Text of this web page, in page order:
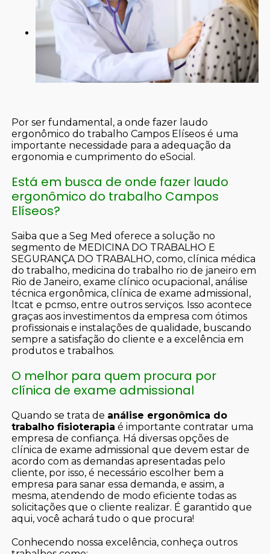
Por ser fundamental, a onde fazer laudo
ergonômico do trabalho Campos Elíseos é uma
importante necessidade para a adequação da
ergonomia e cumprimento do eSocial.
Está em busca de onde fazer laudo
ergonômico do trabalho Campos
Elíseos?
Saiba que a Seg Med oferece a solução no
segmento de MEDICINA DO TRABALHO E
SEGURANÇA DO TRABALHO, como, clínica médica
do trabalho, medicina do trabalho rio de janeiro em
Rio de Janeiro, exame clínico ocupacional, análise
técnica ergonômica, clínica de exame admissional,
ltcat e pcmso, entre outros serviços. Isso acontece
graças aos investimentos da empresa com ótimos
profissionais e instalações de qualidade, buscando
sempre a satisfação do cliente e a excelência em
produtos e trabalhos.
O melhor para quem procura por
clínica de exame admissional
Quando se trata de análise ergonômica do
trabalho fisioterapia é importante contratar uma
empresa de confiança. Há diversas opções de
clínica de exame admissional que devem estar de
acordo com as demandas apresentadas pelo
cliente, por isso, é necessário escolher bem a
empresa para sanar essa demanda, e assim, a
mesma, atendendo de modo eficiente todas as
solicitações que o cliente realizar. É garantido que
aqui, você achará tudo o que procura!
Conhecendo nossa excelência, conheça outros